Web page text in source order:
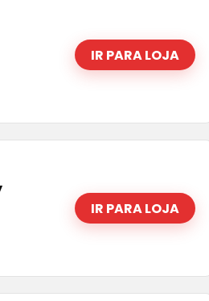
IR PARA LOJA
IR PARA LOJA